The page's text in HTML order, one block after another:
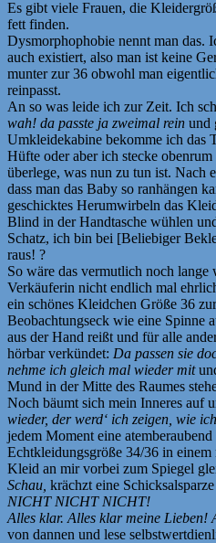
Es gibt viele Frauen, die
fett finden.
Dysmorphophobie nennt man das.
auch existiert, also man ist keine
munter zur 36 obwohl man
reinpasst.
An so was leide ich zur Zeit. Ich
wah! da passte ja zweimal rein und
Umkleidekabine bekomme ich das
Hüfte oder aber ich stecke
überlege, was nun zu tun ist. Nach
dass man das Baby so ranhängen
geschicktes Herumwirbeln das
Blind in der Handtasche wühlen
Schatz, ich bin bei [Beliebiger
raus! ?
So wäre das vermutlich noch lange
Verkäuferin nicht endlich mal
ein schönes Kleidchen Größe 36
Beobachtungseck wie eine Spinne
aus der Hand reißt und für alle
hörbar verkündet: Da passen sie
nehme ich gleich mal wieder mit
Mund in der Mitte des Raumes
Noch bäumt sich mein Inneres auf
wieder, der werd‘ ich zeigen, wie
jedem Moment eine
Echtkleidungsgröße 34/36 in einem
Kleid an mir vorbei zum Spiegel
Schau, krächzt eine Schicksalsparze
NICHT NICHT NICHT!
Alles klar. Alles klar meine Lieben!
von dannen und lese